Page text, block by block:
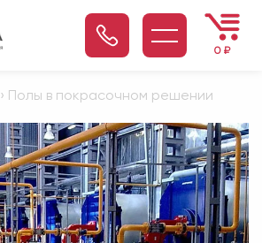
0 ₽
› Полы в покрасочном решении